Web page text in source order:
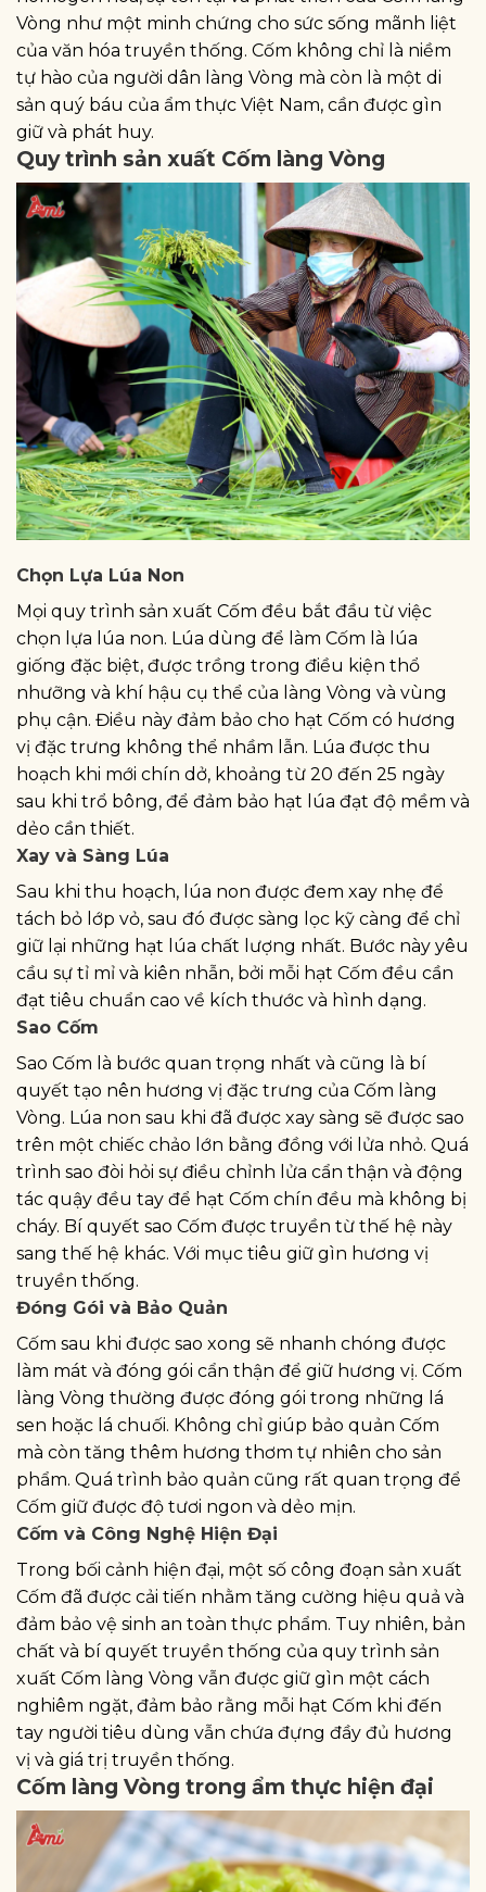
Vòng như một minh chứng cho sức sống mãnh liệt
của văn hóa truyền thống. Cốm không chỉ là niềm
tự hào của người dân làng Vòng mà còn là một di
sản quý báu của ẩm thực Việt Nam, cần được gìn
giữ và phát huy.
Quy trình sản xuất Cốm làng Vòng
Chọn Lựa Lúa Non
Mọi quy trình sản xuất Cốm đều bắt đầu từ việc
chọn lựa lúa non. Lúa dùng để làm Cốm là lúa
giống đặc biệt, được trồng trong điều kiện thổ
nhưỡng và khí hậu cụ thể của làng Vòng và vùng
phụ cận. Điều này đảm bảo cho hạt Cốm có hương
vị đặc trưng không thể nhầm lẫn. Lúa được thu
hoạch khi mới chín dở, khoảng từ 20 đến 25 ngày
sau khi trổ bông, để đảm bảo hạt lúa đạt độ mềm và
dẻo cần thiết.
Xay và Sàng Lúa
Sau khi thu hoạch, lúa non được đem xay nhẹ để
tách bỏ lớp vỏ, sau đó được sàng lọc kỹ càng để chỉ
giữ lại những hạt lúa chất lượng nhất. Bước này yêu
cầu sự tỉ mỉ và kiên nhẫn, bởi mỗi hạt Cốm đều cần
đạt tiêu chuẩn cao về kích thước và hình dạng.
Sao Cốm
Sao Cốm là bước quan trọng nhất và cũng là bí
quyết tạo nên hương vị đặc trưng của Cốm làng
Vòng. Lúa non sau khi đã được xay sàng sẽ được sao
trên một chiếc chảo lớn bằng đồng với lửa nhỏ. Quá
trình sao đòi hỏi sự điều chỉnh lửa cẩn thận và động
tác quậy đều tay để hạt Cốm chín đều mà không bị
cháy. Bí quyết sao Cốm được truyền từ thế hệ này
sang thế hệ khác. Với mục tiêu giữ gìn hương vị
truyền thống.
Đóng Gói và Bảo Quản
Cốm sau khi được sao xong sẽ nhanh chóng được
làm mát và đóng gói cẩn thận để giữ hương vị. Cốm
làng Vòng thường được đóng gói trong những lá
sen hoặc lá chuối. Không chỉ giúp bảo quản Cốm
mà còn tăng thêm hương thơm tự nhiên cho sản
phẩm. Quá trình bảo quản cũng rất quan trọng để
Cốm giữ được độ tươi ngon và dẻo mịn.
Cốm và Công Nghệ Hiện Đại
Trong bối cảnh hiện đại, một số công đoạn sản xuất
Cốm đã được cải tiến nhằm tăng cường hiệu quả và
đảm bảo vệ sinh an toàn thực phẩm. Tuy nhiên, bản
chất và bí quyết truyền thống của quy trình sản
xuất Cốm làng Vòng vẫn được giữ gìn một cách
nghiêm ngặt, đảm bảo rằng mỗi hạt Cốm khi đến
tay người tiêu dùng vẫn chứa đựng đầy đủ hương
vị và giá trị truyền thống.
Cốm làng Vòng trong ẩm thực hiện đại